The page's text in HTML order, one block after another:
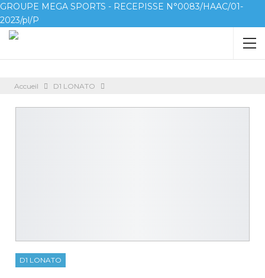
GROUPE MEGA SPORTS - RECEPISSE N°0083/HAAC/01-
2023/pl/P
Accueil D1 LONATO
D1 LONATO